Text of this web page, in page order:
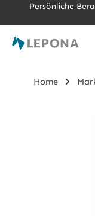
Zum Hauptinhalt
Persönliche
Home